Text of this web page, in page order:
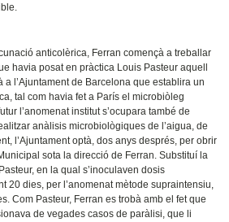
anticolèrica, Ferran començà a treballar
havia posat en pràctica Louis Pasteur aquell
a l’Ajuntament de Barcelona que establira un
tal com havia fet a París el microbiòleg
l’anomenat institut s’ocupara també de
anàlisis microbiològiques de l’aigua, de
l’Ajuntament optà, dos anys després, per obrir
sota la direcció de Ferran. Substituí la
en la qual s’inoculaven dosis
20 dies, per l’anomenat mètode supraintensiu,
Com Pasteur, Ferran es trobà amb el fet que
de vegades casos de paràlisi, que li